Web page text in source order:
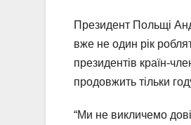
Президент Польщі
вже не один рік
президентів країн-
продовжить тільки
“Ми не викличемо